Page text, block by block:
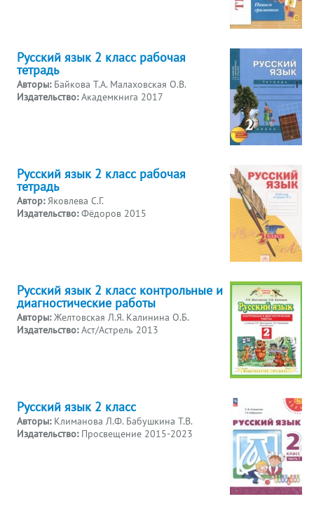
Русский язык 2 класс рабочая
тетрадь
Авторы: Байкова Т.А. Малаховская О.В.
Издательство:Академкнига 2017
Русский язык 2 класс рабочая
тетрадь
Автор:Яковлева С.Г.
Издательство:Фёдоров 2015
Русский язык 2 класс контрольные и
диагностические работы
Авторы:Желтовская Л.Я. Калинина О.Б.
Издательство:Аст/Астрель 2013
Русский язык 2 класс
Авторы: Климанова Л.Ф. Бабушкина Т.В.
Издательство: Просвещение 2015-2023